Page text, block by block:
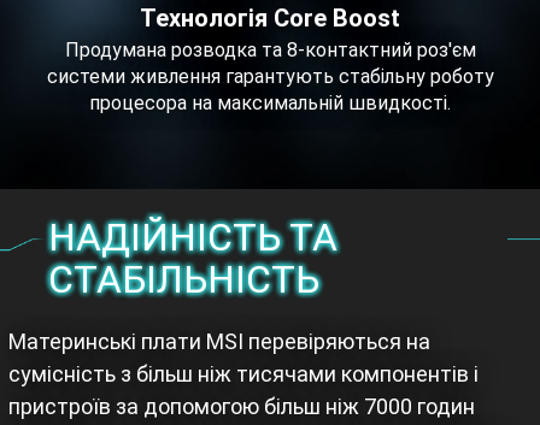
Технологія Core Boost
Продумана розводка та 8-контактний роз'єм
системи живлення гарантують стабільну роботу
процесора на максимальній швидкості.
НАДІЙНІСТЬ ТА
СТАБІЛЬНІСТЬ
Материнські плати MSI перевіряються на
сумісність з більш ніж тисячами компонентів і
пристроїв за допомогою більш ніж 7000 годин